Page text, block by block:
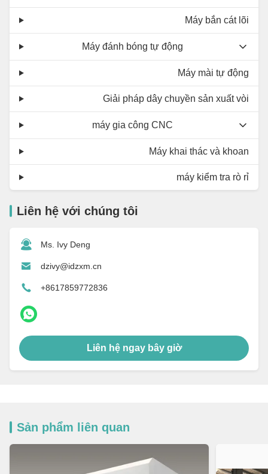
Máy bắn cát lõi
Máy đánh bóng tự động
Máy mài tự động
Giải pháp dây chuyền sản xuất vòi
máy gia công CNC
Máy khai thác và khoan
máy kiểm tra rò rỉ
Liên hệ với chúng tôi
Ms. Ivy Deng
dzivy@idzxm.cn
+8617859772836
Liên hệ ngay bây giờ
Sản phẩm liên quan